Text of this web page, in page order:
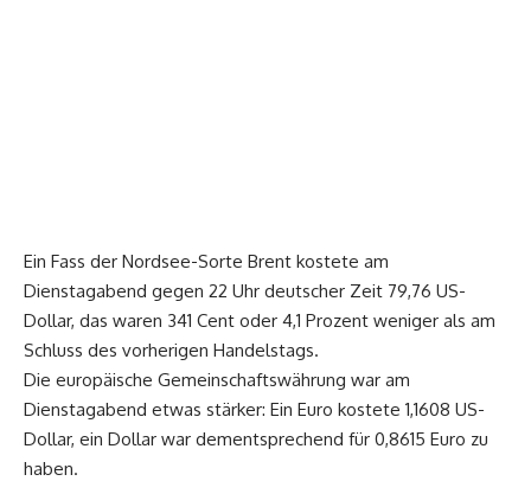
Ein Fass der Nordsee-Sorte Brent kostete am
Dienstagabend gegen 22 Uhr deutscher Zeit 79,76 US-
Dollar, das waren 341 Cent oder 4,1 Prozent weniger als am
Schluss des vorherigen Handelstags.
Die europäische Gemeinschaftswährung war am
Dienstagabend etwas stärker: Ein Euro kostete 1,1608 US-
Dollar, ein Dollar war dementsprechend für 0,8615 Euro zu
haben.